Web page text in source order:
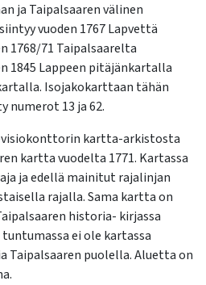
ja Taipalsaaren välinen
vuoden 1767 Lapvettä
1768/71 Taipalsaarelta
1845 Lappeen pitäjänkartalla
Isojakokarttaan tähän
numerot 13 ja 62.
kartta-arkistosta
kartta vuodelta 1771. Kartassa
ja edellä mainitut rajalinjan
rajalla. Sama kartta on
historia- kirjassa
ei ole kartassa
Taipalsaaren puolella. Aluetta on